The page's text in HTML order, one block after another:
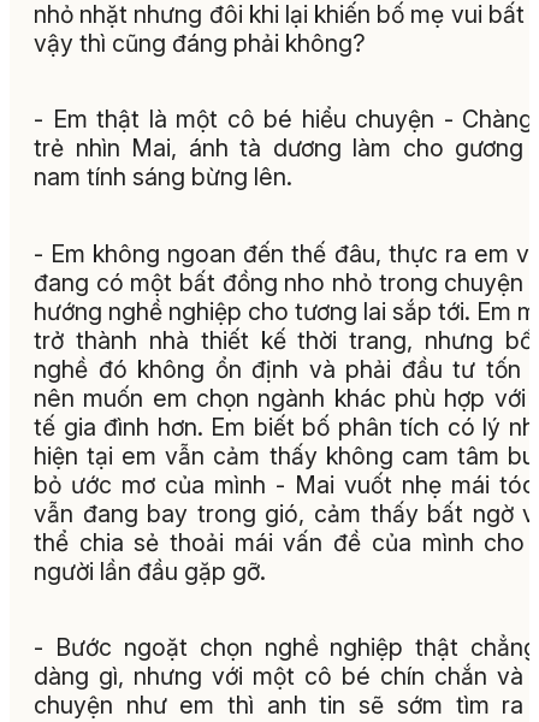
nhỏ nhặt nhưng đôi khi lại khiến bố mẹ vui bất
vậy thì cũng đáng phải không?
- Em thật là một cô bé hiểu chuyện -
trẻ nhìn Mai, ánh tà dương làm cho gương
nam tính sáng bừng lên.
- Em không ngoan đến thế đâu, thực ra em
đang có một bất đồng nho nhỏ trong chuyện
hướng nghề nghiệp cho tương lai sắp tới. Em
trở thành nhà thiết kế thời trang, nhưng
nghề đó không ổn định và phải đầu tư tốn
nên muốn em chọn ngành khác phù hợp với
tế gia đình hơn. Em biết bố phân tích có lý
hiện tại em vẫn cảm thấy không cam tâm
bỏ ước mơ của mình - Mai vuốt nhẹ mái
vẫn đang bay trong gió, cảm thấy bất ngờ
thể chia sẻ thoải mái vấn đề của mình cho
người lần đầu gặp gỡ.
- Bước ngoặt chọn nghề nghiệp thật
dàng gì, nhưng với một cô bé chín chắn và
chuyện như em thì anh tin sẽ sớm tìm ra